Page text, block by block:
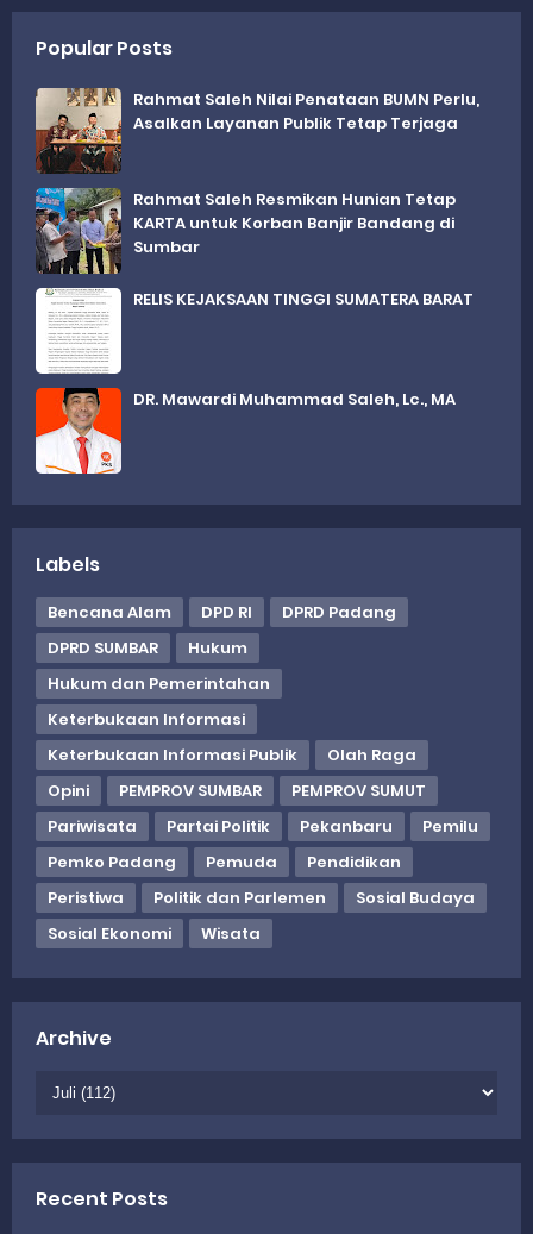
Popular Posts
Rahmat Saleh Nilai Penataan BUMN Perlu,
Asalkan Layanan Publik Tetap Terjaga
Rahmat Saleh Resmikan Hunian Tetap
KARTA untuk Korban Banjir Bandang di
Sumbar
RELIS KEJAKSAAN TINGGI SUMATERA BARAT
DR. Mawardi Muhammad Saleh, Lc., MA
Labels
Bencana Alam DPD RI
DPRD Padang
DPRD SUMBAR
Hukum
Hukum dan Pemerintahan
Keterbukaan Informasi
Keterbukaan Informasi Publik
Olah Raga
Opini
PEMPROV SUMBAR
PEMPROV SUMUT
Pariwisata
Partai Politik Pekanbaru
Pemilu
Pemko Padang
Pemuda
Pendidikan
Peristiwa
Politik dan Parlemen
Sosial Budaya
Sosial Ekonomi
Wisata
Archive
Recent Posts